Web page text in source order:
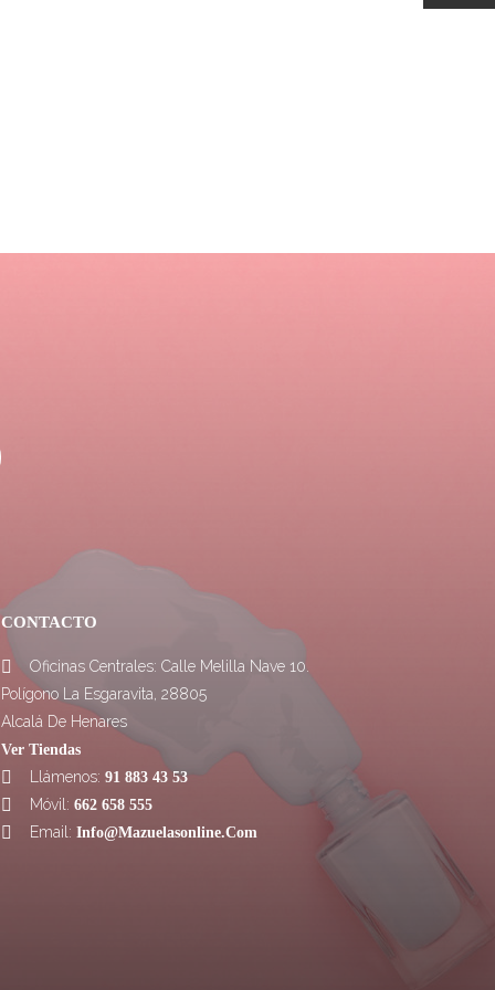
CONTACTO

Oficinas Centrales: Calle Melilla Nave 10.
Polígono La Esgaravita, 28805
Alcalá De Henares
Ver Tiendas
 Llámenos: 91 883 43 53
 Móvil: 662 658 555
 Email: Info@mazuelasonline.com